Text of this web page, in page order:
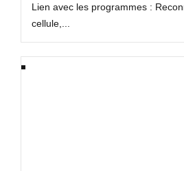
Lien avec les programmes :
cellule,...